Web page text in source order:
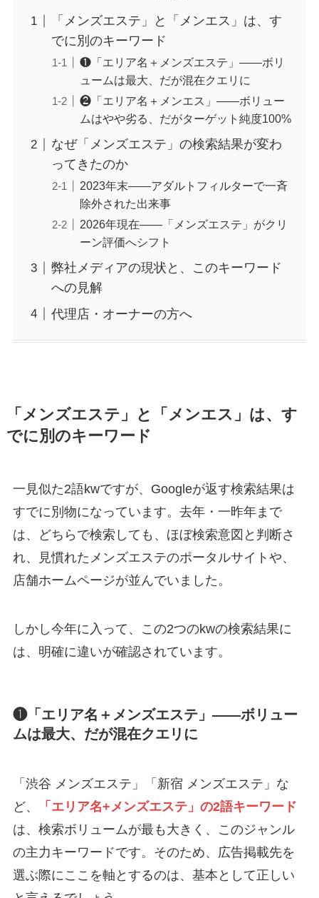
「メンズエステ」と「メンエス」は、す
でに別のキーワード
❶「エリア名＋メンズエステ」——ボリ
ュームは最大、だが混在クエリに
❷「エリア名＋メンエス」——ボリュー
ムはやや劣る、だがターゲット純度100%
なぜ「メンズエステ」の検索結果が変わ
ってきたのか
2023年末——アダルトフィルターで一斉
除外された出来事
2026年現在——「メンズエステ」がクリ
ーン評価へシフト
弊社メディアの現状と、このキーワード
への見解
代理店・オーナーの方へ
「メンズエステ」と「メンエス」は、す
でに別のキーワード
一見似た2語kwですが、Googleが返す検索結果は
すでに別物になっています。去年・一昨年まで
は、どちらで検索しても、ほぼ検索意図と判断さ
れ、見慣れたメンズエステのポータルサイトや、
店舗ホームページが並んでいました。
しかし今年に入って、この2つのkwの検索結果に
は、明確に違いが確認されています。
❶「エリア名＋メンズエステ」——ボリュー
ムは最大、だが混在クエリに
「渋谷 メンズエステ」「新宿 メンズエステ」な
ど、
「エリア名+メンズエステ」の2語キーワード
は、検索ボリュームが最も大きく、このジャンル
の主力キーワードです。そのため、広告掲載先を
選ぶ際にここを軸とするのは、基本として正しい